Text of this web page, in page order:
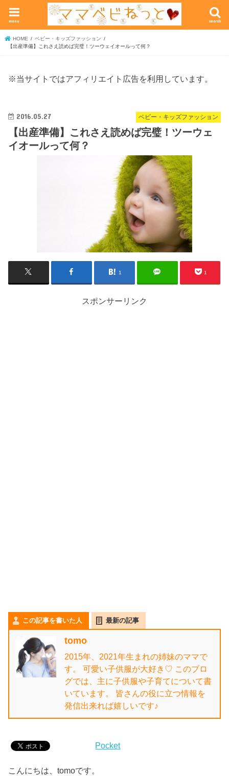
search
menu
HOME
ベビー・キッズファッション
【出産準備】これさえ読めば完璧！ツーウェイオールって何？
※当サイトではアフィリエイト広告を利用しています。
ベビー・キッズファッション
2016.05.27
【出産準備】これさえ読めば完璧！ツーウェ
イオールって何？
1 1
スポンサーリンク
この記事を書いた人 最新の記事
tomo
2015年、2021年生まれの姉妹のママで
す。 可愛い子供服が大好き♡ このブロ
グでは、主に子供服や子育てについて書
いています。 皆さんの役に立つ情報を
発信出来れば嬉しいです♪
Pocket
こんにちは、tomoです。